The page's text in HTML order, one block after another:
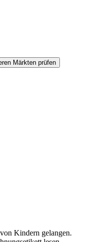
Märkten prüfen
Kindern gelangen.